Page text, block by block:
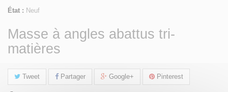
État : Neuf
Masse à angles abattus tri-
matières
Tweet Partager Google+ Pinterest